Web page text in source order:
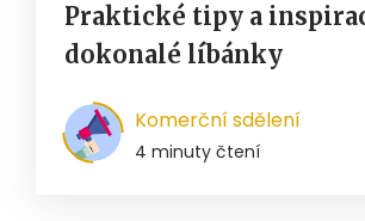
Praktické tipy a
dokonalé líbánky
Komerční sdělení
4 minuty čtení